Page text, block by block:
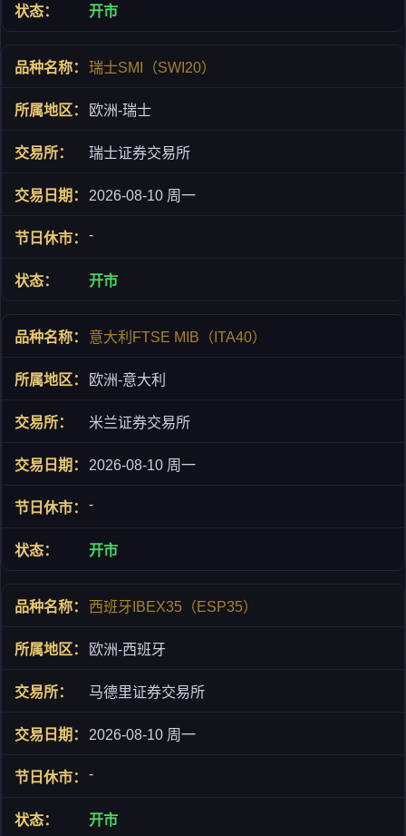
开市
瑞士SMI（SWI20）
欧洲-瑞士
瑞士证券交易所
2026-08-10 周一
-
开市
意大利FTSE MIB（ITA40）
欧洲-意大利
米兰证券交易所
2026-08-10 周一
-
开市
西班牙IBEX35（ESP35）
欧洲-西班牙
马德里证券交易所
2026-08-10 周一
-
开市